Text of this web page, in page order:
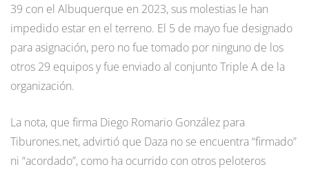
39 con el Albuquerque en 2023, sus molestias le han
impedido estar en el terreno. El 5 de mayo fue designado
para asignación, pero no fue tomado por ninguno de los
otros 29 equipos y fue enviado al conjunto Triple A de la
organización.
La nota, que firma Diego Romario González para
Tiburones.net, advirtió que Daza no se encuentra “firmado”
ni “acordado”, como ha ocurrido con otros peloteros